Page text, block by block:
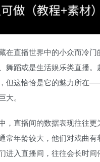
在直播世界中的小众而冷门
舞蹈或是生活娱乐类直播。
但这恰恰是它的魅力所在
。
，直播间的数据表现往往更
常年龄较大，他们对戏曲有
进入直播间，往往会长时间